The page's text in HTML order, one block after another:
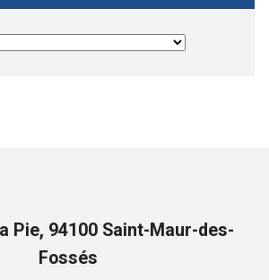
Pie, 94100 Saint-Maur-des-
Fossés